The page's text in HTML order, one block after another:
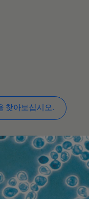
찾아보십시오.